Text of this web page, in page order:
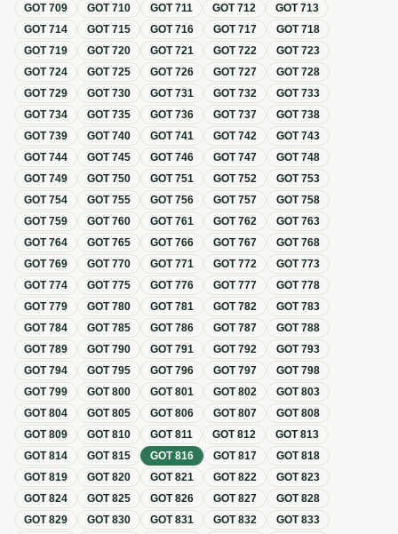
GOT709 GOT710 GOT711 GOT712 GOT713
GOT714 GOT715 GOT716 GOT717 GOT718
GOT719 GOT720 GOT721 GOT722 GOT723
GOT724 GOT725 GOT726 GOT727 GOT728
GOT729 GOT730 GOT731 GOT732 GOT733
GOT734 GOT735 GOT736 GOT737 GOT738
GOT739 GOT740 GOT741 GOT742 GOT743
GOT744 GOT745 GOT746 GOT747 GOT748
GOT749 GOT750 GOT751 GOT752 GOT753
GOT754 GOT755 GOT756 GOT757 GOT758
GOT759 GOT760 GOT761 GOT762 GOT763
GOT764 GOT765 GOT766 GOT767 GOT768
GOT769 GOT770 GOT771 GOT772 GOT773
GOT774 GOT775 GOT776 GOT777 GOT778
GOT779 GOT780 GOT781 GOT782 GOT783
GOT784 GOT785 GOT786 GOT787 GOT788
GOT789 GOT790 GOT791 GOT792 GOT793
GOT794 GOT795 GOT796 GOT797 GOT798
GOT799 GOT800 GOT801 GOT802 GOT803
GOT804 GOT805 GOT806 GOT807 GOT808
GOT809 GOT810 GOT811 GOT812 GOT813
GOT814 GOT815 GOT816 GOT817 GOT818
GOT819 GOT820 GOT821 GOT822 GOT823
GOT824 GOT825 GOT826 GOT827 GOT828
GOT829 GOT830 GOT831 GOT832 GOT833